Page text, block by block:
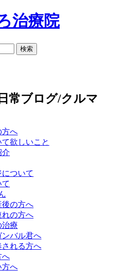
検索
常ブログ/クルマ
方へ
欲しいこと
介
ついて
後の方へ
れの方へ
治療
バル君へ
れる方へ
へ
方へ